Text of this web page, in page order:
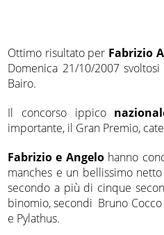
Ottimo risultato per Fabrizio
Domenica 21/10/2007
Bairo.
Il concorso ippico
importante, il Gran Premio,
Fabrizio e Angelohanno
manches e un bellissimo
secondo a più di cinque
binomio, secondi Bruno
e Pylathus.